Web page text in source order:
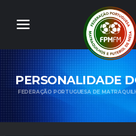
PERSONALIDADE
FEDERAÇÃO PORTUGUESA DE